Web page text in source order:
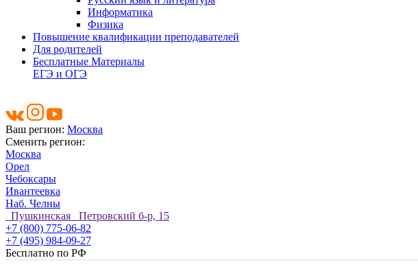
Информатика
Физика
Повышение квалификации преподавателей
Для родителей
Бесплатные Материалы
ЕГЭ и ОГЭ
Ваш регион: Москва
Сменить регион:
Москва
Орел
Чебоксары
Ивантеевка
Наб. Челны
Пушкинская Петровский б-р, 15
+7 (800) 775-06-82
+7 (495) 984-09-27
Бесплатно по РФ